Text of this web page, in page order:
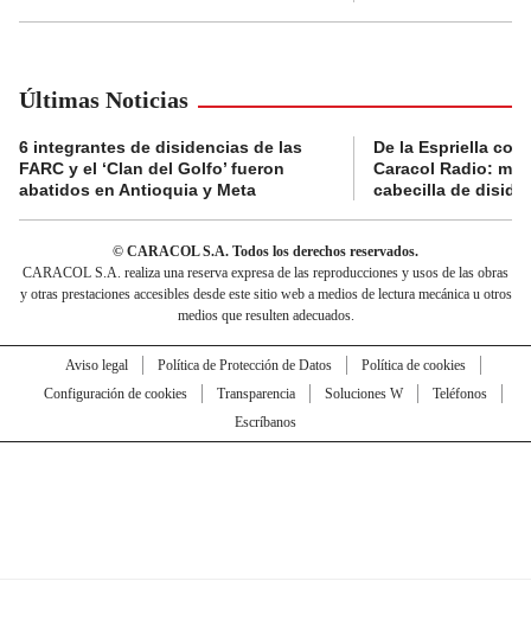
Últimas Noticias
6 integrantes de disidencias de las
FARC y el ‘Clan del Golfo’ fueron
abatidos en Antioquia y Meta
De la Espriella
Caracol Radio:
cabecilla de
© CARACOL S.A. Todos los derechos reservados.
CARACOL S.A. realiza una reserva expresa de las reproducciones y usos de las obras
y otras prestaciones accesibles desde este sitio web a medios de lectura mecánica u otros
medios que resulten adecuados.
Aviso legal Política de Protección de Datos
Política de cookies
Configuración de cookies
Transparencia Soluciones W
Teléfonos
Escríbanos